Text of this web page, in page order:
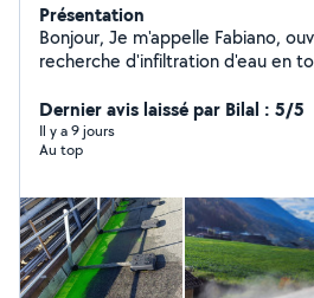
Présentation
Bonjour, Je m'appelle Fabiano, ouvrier spécialisé en
recherche d'infiltration d'eau en
d'étanchéité afin de prévenir ou
Sérieux, réactif et je suis
besoins au plus vite
Dernier avis laissé par Bilal : 5/5
Il y a 9 jours
Au top